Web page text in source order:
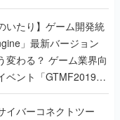
いたり】ゲーム開発統
」最新バージョン
変わる？ ゲーム業界向
ベント「GTMF2019」
を深めよう【PR】
イバーコネクトツー